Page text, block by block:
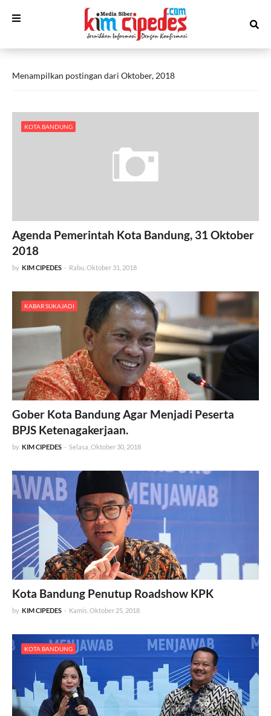
Menampilkan postingan dari Oktober, 2018
KOTA BANDUNG
Agenda Pemerintah Kota Bandung, 31 Oktober
2018
by KIM CIPEDES - Rabu, Oktober 31, 2018
KABAR SUKAJADI
Gober Kota Bandung Agar Menjadi Peserta
BPJS Ketenagakerjaan.
by KIM CIPEDES - Selasa, Oktober 30, 2018
Kota Bandung Penutup Roadshow KPK
by KIM CIPEDES - Kamis, Oktober 25, 2018
KOTA BANDUNG